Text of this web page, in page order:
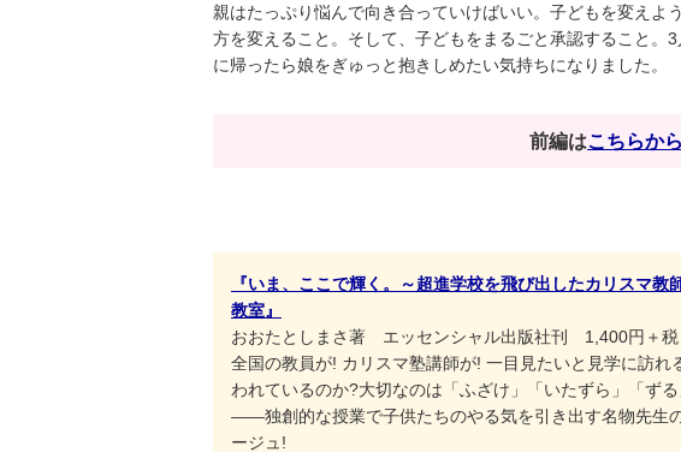
親はたっぷり悩んで向き合っていけばいい。子どもを変えよ
方を変えること。そして、子どもをまるごと承認すること。
に帰ったら娘をぎゅっと抱きしめたい気持ちになりました。
前編はこちらか
『いま、ここで輝く。～超進学校を飛び出したカリスマ教
教室』
おおたとしまさ著 エッセンシャル出版社刊 1,400円＋税
全国の教員が! カリスマ塾講師が! 一目見たいと見学に訪れ
われているのか?大切なのは「ふざけ」「いたずら」「ず
――独創的な授業で子供たちのやる気を引き出す名物先生
ージュ!